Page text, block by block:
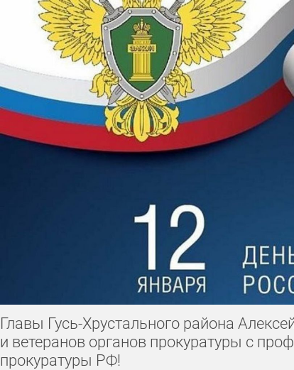
Главы Гусь-Хрустального района
и ветеранов органов прокуратуры с
прокуратуры РФ!